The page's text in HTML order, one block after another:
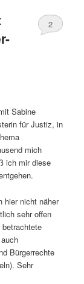
2
Sabine
für Justiz, in
mich
ich mir diese
hier nicht näher
sehr offen
betrachtete
Bürgerrechte
Sehr